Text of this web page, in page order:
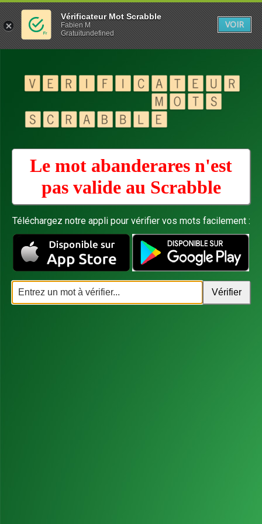
Le mot abanderares n'est
pas valide au Scrabble
Téléchargez notre appli pour vérifier vos mots facilement :
Vérificateur Mot Scrabble
Fabien M
Gratuitundefined
VOIR